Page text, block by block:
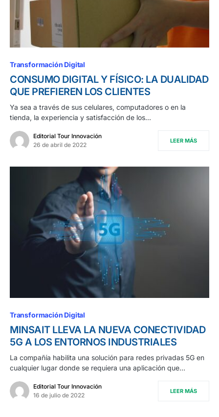
Transformación Digital
CONSUMO DIGITAL Y FÍSICO: LA DUALIDAD
QUE PREFIEREN LOS CLIENTES
Ya sea a través de sus celulares, computadores o en la
tienda, la experiencia y satisfacción de los…
Editorial Tour Innovación
26 de abril de 2022
LEER MÁS
Transformación Digital
MINSAIT LLEVA LA NUEVA CONECTIVIDAD
5G A LOS ENTORNOS INDUSTRIALES
La compañía habilita una solución para redes privadas 5G en
cualquier lugar donde se requiera una aplicación que…
Editorial Tour Innovación
16 de julio de 2022
LEER MÁS